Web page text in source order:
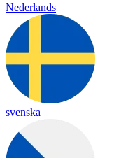
Nederlands
svenska